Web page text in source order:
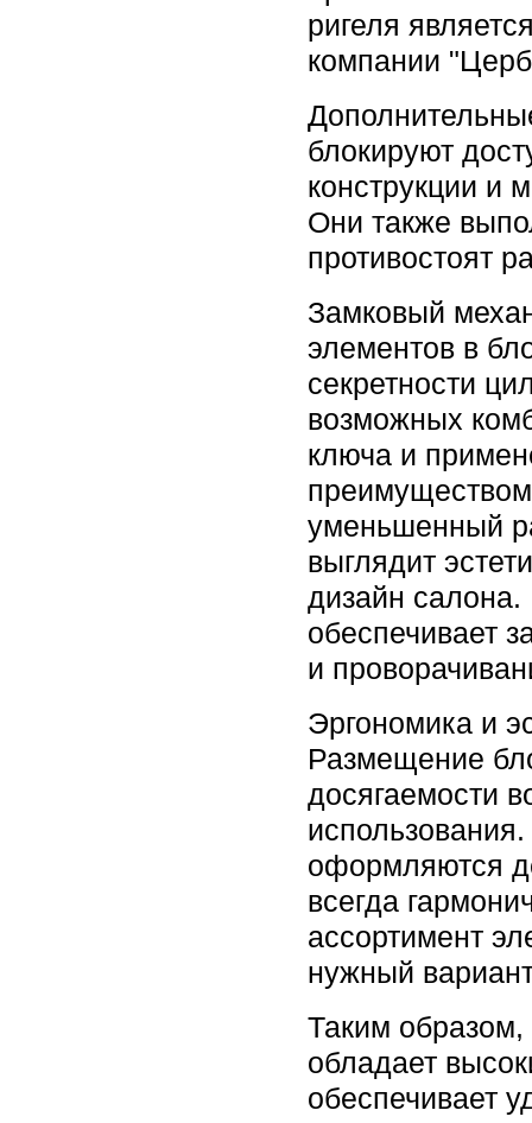
ригеля
компании
блокируют
конструкции и
Они также
противостоят
Замковый
элементов в
секретности
возможных
ключа и
преимуществом
уменьшенный
выглядит
дизайн салона.
обеспечивает
и
Эргономика и
Размещение
досягаемости
оформляются
всегда
ассортимент
нужный
Таким образом,
обладает
обеспечивает